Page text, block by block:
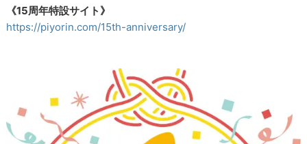
《15周年特設サイト》
https://piyorin.com/15th-anniversary/